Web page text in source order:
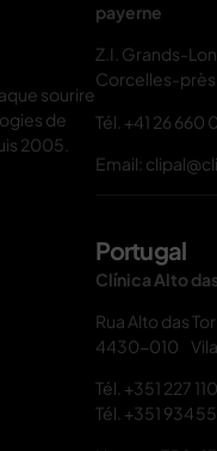
sourire
de
2005.
payerne
Z.I. Grands-
Corcelles-
Tél. +41 26 660
Email:
Portugal
Clínica Alto
Rua Alto das
4430-010 Vila
Tél. +351 227
Tél. +351 934